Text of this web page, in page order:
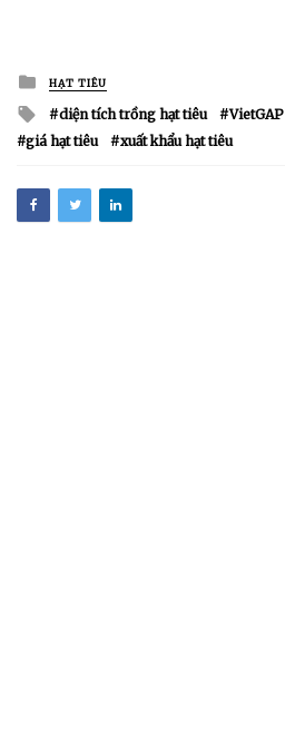
Posted
in
HẠT TIÊU
Tagged
with
diện tích trồng hạt tiêu VietGAP
giá hạt tiêu
xuất khẩu hạt tiêu